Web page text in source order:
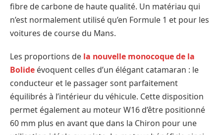
fibre de carbone de haute qualité. Un matériau qui
n’est normalement utilisé qu’en Formule 1 et pour les
voitures de course du Mans.
Les proportions de la nouvelle monocoque de la
Bolide évoquent celles d’un élégant catamaran : le
conducteur et le passager sont parfaitement
équilibrés à l’intérieur du véhicule. Cette disposition
permet également au moteur W16 d’être positionné
60 mm plus en avant que dans la Chiron pour une